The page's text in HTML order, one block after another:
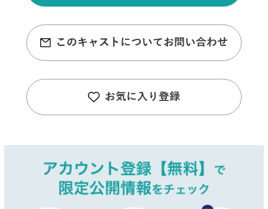
このキャストについてお問い合わせ
お気に入り登録